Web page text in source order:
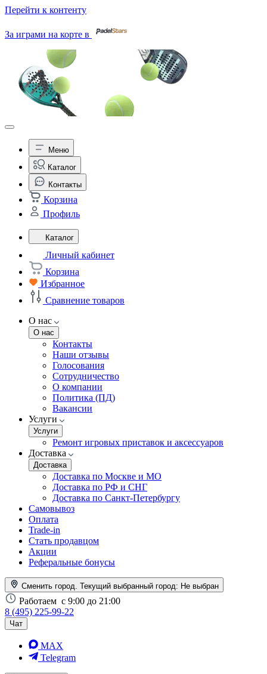
Перейти к контенту
За играми на корте в
Меню
Каталог
Контакты
Корзина
Профиль
Каталог
Личный кабинет
Корзина
Избранное
Сравнение товаров
О нас
О нас
Контакты
Наши отзывы
Голосования
Сотрудничество
О компании
Политика (ПД)
Вакансии
Услуги
Услуги
Ремонт игровых приставок и аксессуаров
Доставка
Доставка
Доставка по Москве и МО
Доставка по РФ и СНГ
Доставка по Санкт-Петербургу
Самовывоз
Оплата
Trade-in
Стать продавцом
Акции
Реферальные бонусы
Сменить город. Текущий выбранный город: Не выбран
Работаем с 9:00 до 21:00
8 (495) 225-99-22
Чат
MAX
Telegram